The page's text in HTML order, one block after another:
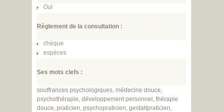
Oui
Règlement de la consultation :
chèque
espèces
Ses mots clefs :
souffrances psychologiques, médecine douce,
psychothérapie, développement personnel , thérapie
douce, praticien, psychopraticien, gestaltpraticien,